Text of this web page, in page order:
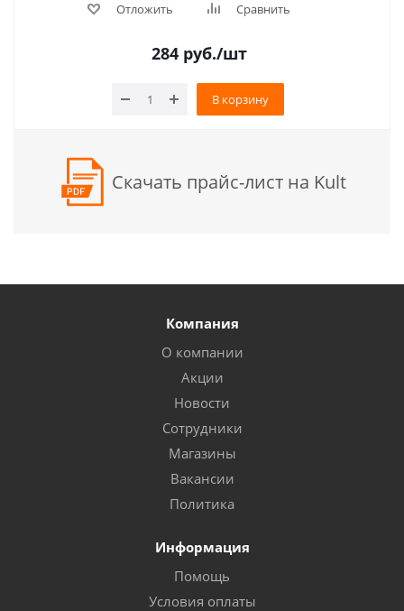
Отложить Сравнить
284руб./шт
В корзину
Скачать прайс-лист на Kult
Компания
О компании
Акции
Новости
Сотрудники
Магазины
Вакансии
Политика
Информация
Помощь
Условия оплаты